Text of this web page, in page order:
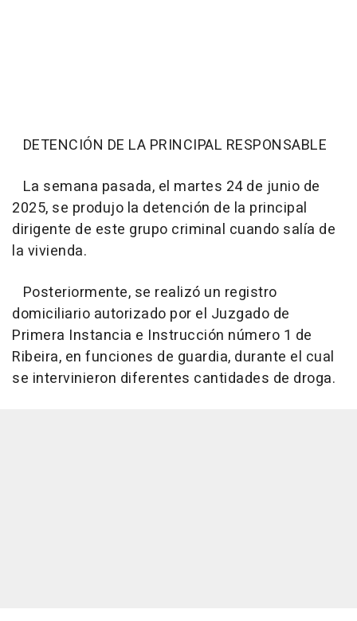
DETENCIÓN DE LA PRINCIPAL RESPONSABLE
La semana pasada, el martes 24 de junio de
2025, se produjo la detención de la principal
dirigente de este grupo criminal cuando salía de
la vivienda.
Posteriormente, se realizó un registro
domiciliario autorizado por el Juzgado de
Primera Instancia e Instrucción número 1 de
Ribeira, en funciones de guardia, durante el cual
se intervinieron diferentes cantidades de droga.